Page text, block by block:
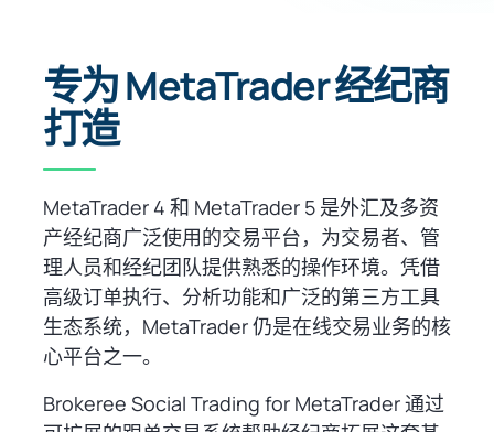
专为 MetaTrader 经纪商
打造
MetaTrader 4 和 MetaTrader 5 是外汇及多资
产经纪商广泛使用的交易平台，为交易者、管
理人员和经纪团队提供熟悉的操作环境。凭借
高级订单执行、分析功能和广泛的第三方工具
生态系统，MetaTrader 仍是在线交易业务的核
心平台之一。
Brokeree Social Trading for MetaTrader 通过